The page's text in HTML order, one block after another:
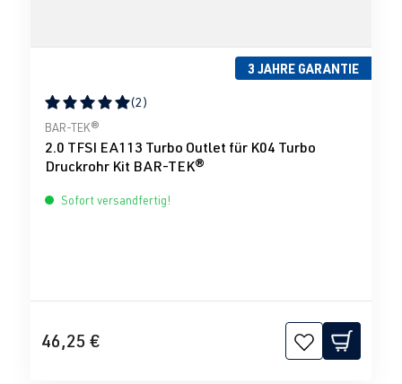
3 JAHRE GARANTIE
Durchschnittliche Bewertung von 5 von 5 Sternen
(2)
BAR-TEK®
2.0 TFSI EA113 Turbo Outlet für K04 Turbo
Druckrohr Kit BAR-TEK®
Sofort versandfertig!
46,25 €